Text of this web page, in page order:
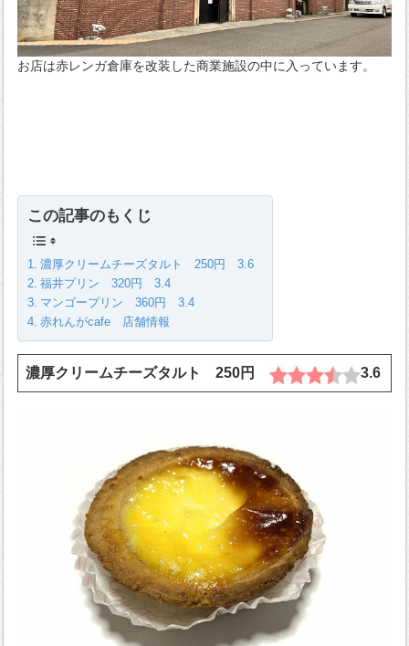
お店は赤レンガ倉庫を改装した商業施設の中に入っています。
この記事のもくじ
濃厚クリームチーズタルト 250円 3.6
福井プリン 320円 3.4
マンゴープリン 360円 3.4
赤れんがcafe 店舗情報
濃厚クリームチーズタルト 250円 3.6